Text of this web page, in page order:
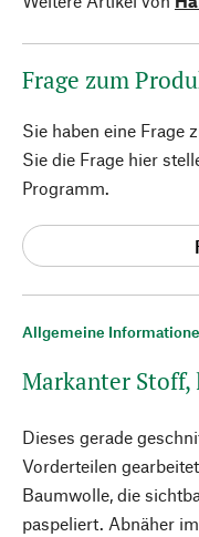
Allgemeine
Markanter Stoff,
Dieses gerade
Vorderteilen
Baumwolle, die
paspeliert. Abnäher
Frage zum
Sie haben eine Frage
Sie die Frage hier
Programm.